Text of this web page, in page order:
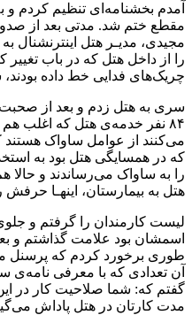
آمدم بخشنامه‌ای تنظیم کردم و
مقطع ختم شد. مدتی بعد از
مجیدی، مدیـر هتل اینترنشنال
را از داخل هتل که در باب تغییر
چریک‌های فدایی خط داده
سری به هتل زدم و بعد از صحبت
٨۴ نفر خدمه‌ی هتل که اغلب
می‌کنند از عوامل ساواک
که در همسایگی هتل بود به
را به ساواک می‌رساندند و حالا
هتل به بیمارستان، اینهـا
لیست کارمندان را گرفتم و
اسمشان بود علامت گذاشتم و
طوری برخورد کردم که پرسنل
آن تعدادی که با معرفی نامه‌ی
گفتم که: شما صلاحیت کار در این
مدت کارتان در هتل پاداش